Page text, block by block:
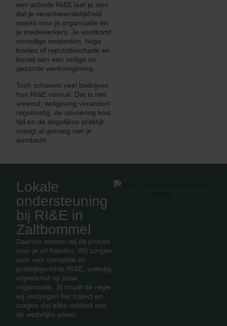
een actuele RI&E laat je zien
dat je verantwoordelijkheid
neemt voor je organisatie én
je medewerkers. Je voorkomt
onnodige incidenten, hoge
boetes of reputatieschade en
bouwt aan een veilige en
gezonde werkomgeving.
Toch schuiven veel bedrijven
hun RI&E vooruit. Dat is niet
vreemd: wetgeving verandert
regelmatig, de uitvoering kost
tijd en de dagelijkse praktijk
vraagt al genoeg van je
aandacht.
Lokale
ondersteuning
bij RI&E in
Zaltbommel
Daarom nemen wij dit proces
voor je uit handen. Wij zorgen
voor een complete en
praktijkgerichte RI&E, volledig
afgestemd op jouw
organisatie. Jij houdt de regie,
wij verzorgen het traject en
zorgen dat alles voldoet aan
de wettelijke eisen.